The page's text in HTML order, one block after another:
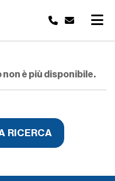
è più disponibile.
RICERCA